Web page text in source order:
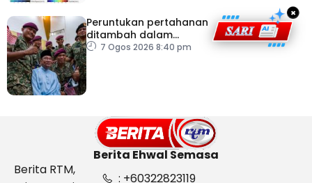
Peruntukan pertahanan
ditambah dalam
Belanjawan 2027
7 Ogos 2026 8:40 pm
×
Berita Ehwal Semasa
Berita RTM,
: +60322823119